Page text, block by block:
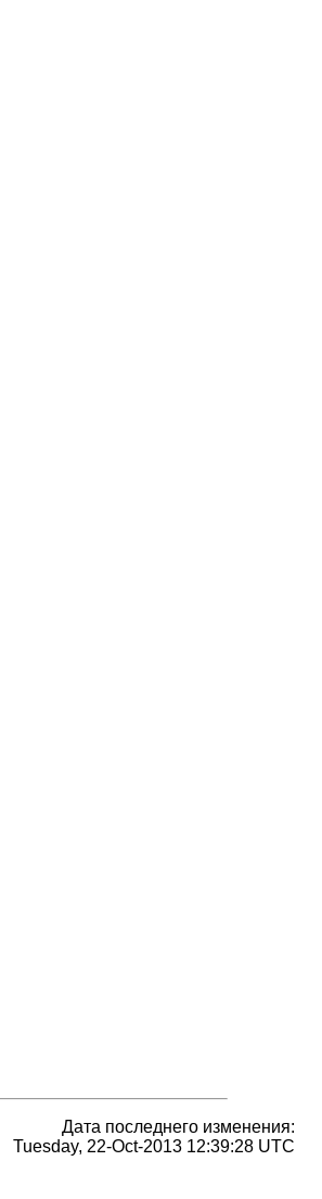
Дата последнего изменения:
Tuesday, 22-Oct-2013 12:39:28 UTC